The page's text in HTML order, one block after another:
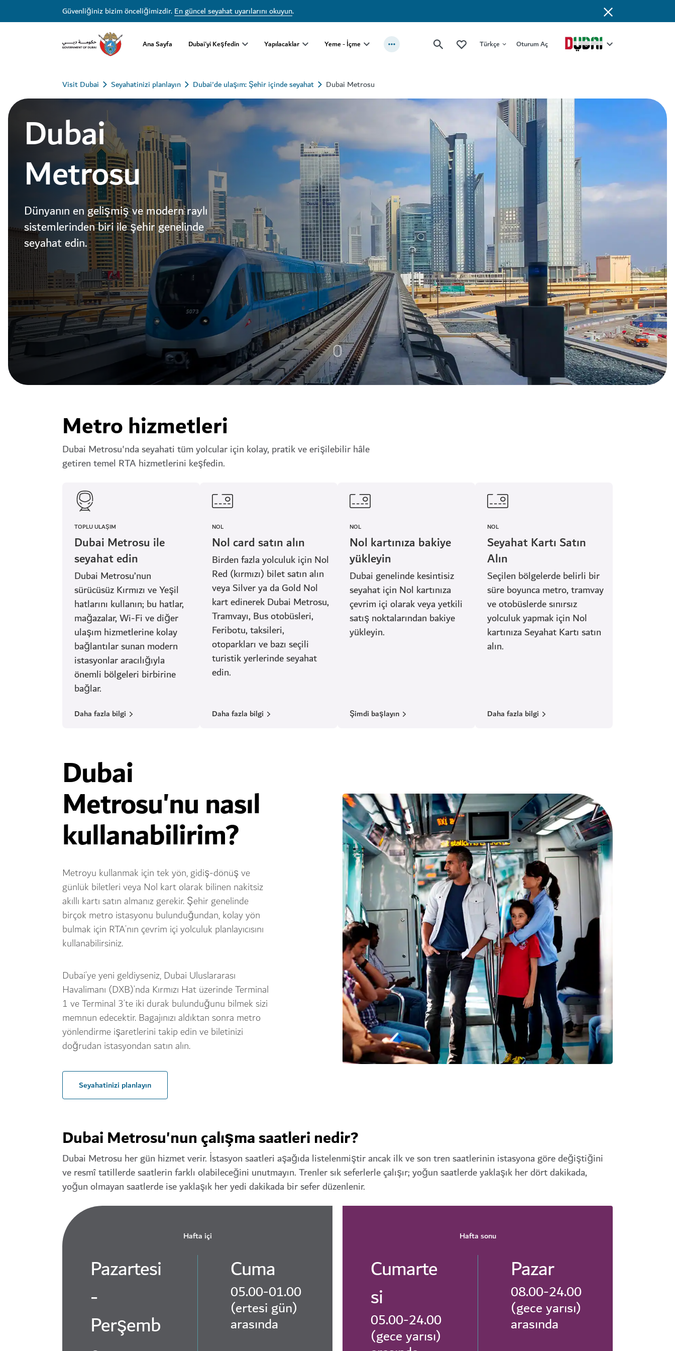
Güvenliğiniz bizim önceliğimizdir.En güncel seyahat uyarılarını okuyun.
Ana Sayfa Dubai'yi Keşfedin Yapılacaklar Yeme - İçme Türkçe Oturum Aç
Visit Dubai Seyahatinizi planlayın Dubai'de ulaşım: Şehir içinde seyahat Dubai Metrosu
Dubai
Metrosu
Dünyanın en gelişmiş ve modern raylı
sistemlerinden biri ile şehir genelinde
seyahat edin.
Metro hizmetleri
Dubai Metrosu'nda seyahati tüm yolcular için kolay, pratik ve erişilebilir hâle
getiren temel RTA hizmetlerini keşfedin.
TOPLU ULAŞIM
Dubai Metrosu ile
seyahat edin
Dubai Metrosu’nun
sürücüsüz Kırmızı ve Yeşil
hatlarını kullanın; bu hatlar,
mağazalar, Wi-Fi ve diğer
ulaşım hizmetlerine kolay
bağlantılar sunan modern
istasyonlar aracılığıyla
önemli bölgeleri birbirine
bağlar.
Daha fazla bilgi
NOL
Nol card satın alın
Birden fazla yolculuk için Nol
Red (kırmızı) bilet satın alın
veya Silver ya da Gold Nol
kart edinerek Dubai Metrosu,
Tramvayı, Bus otobüsleri,
Feribotu, taksileri,
otoparkları ve bazı seçili
turistik yerlerinde seyahat
edin.
Daha fazla bilgi
NOL
Nol kartınıza bakiye
yükleyin
Dubai genelinde kesintisiz
seyahat için Nol kartınıza
çevrim içi olarak veya yetkili
satış noktalarından bakiye
yükleyin.
Şimdi başlayın
NOL
Seyahat Kartı Satın
Alın
Seçilen bölgelerde belirli bir
süre boyunca metro, tramvay
ve otobüslerde sınırsız
yolculuk yapmak için Nol
kartınıza Seyahat Kartı satın
alın.
Daha fazla bilgi
Dubai
Metrosu'nu nasıl
kullanabilirim?
Metroyu kullanmak için tek yön, gidiş-dönüş ve
günlük biletleri veya Nol kart olarak bilinen nakitsiz
akıllı kartı satın almanız gerekir. Şehir genelinde
birçok metro istasyonu bulunduğundan, kolay yön
bulmak için RTA’nın çevrim içi yolculuk planlayıcısını
kullanabilirsiniz.
Dubai’ye yeni geldiyseniz, Dubai Uluslararası
Havalimanı (DXB)’nda Kırmızı Hat üzerinde Terminal
1 ve Terminal 3’te iki durak bulunduğunu bilmek sizi
memnun edecektir. Bagajınızı aldıktan sonra metro
yönlendirme işaretlerini takip edin ve biletinizi
doğrudan istasyondan satın alın.
Seyahatinizi planlayın
Dubai Metrosu'nun çalışma saatleri nedir?
Dubai Metrosu her gün hizmet verir. İstasyon saatleri aşağıda listelenmiştir ancak ilk ve son tren saatlerinin istasyona göre değiştiğini
ve resmî tatillerde saatlerin farklı olabileceğini unutmayın. Trenler sık seferlerle çalışır; yoğun saatlerde yaklaşık her dört dakikada,
yoğun olmayan saatlerde ise yaklaşık her yedi dakikada bir sefer düzenlenir.
Hafta içi
Pazartesi
-
Perşemb
Cuma
05.00-01.00
(ertesi gün)
arasında
Hafta sonu
Cumarte
si
05.00-24.00
(gece yarısı)
Pazar
08.00-24.00
(gece yarısı)
arasında